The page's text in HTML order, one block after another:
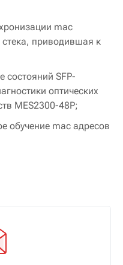
mac
приводившая к
состояний SFP-
оптических
MES2300-48P;
обучение mac адресов